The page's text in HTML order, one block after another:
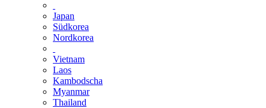
Japan
Südkorea
Nordkorea
Vietnam
Laos
Kambodscha
Myanmar
Thailand